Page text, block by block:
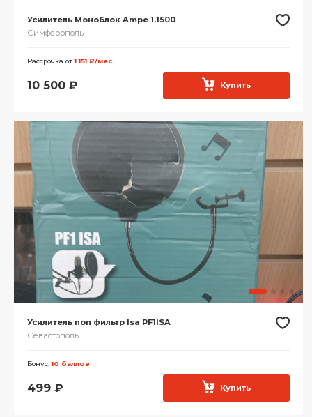
Усилитель Моноблок Ampe 1.1500
Симферополь
Рассрочка от1 151 ₽/мес.
10 500 ₽ Купить
Усилитель поп фильтр Isa PF1ISA
Севастополь
Бонус:10 баллов
499 ₽ Купить